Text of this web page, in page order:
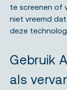
te screenen of
niet vreemd
deze
Gebruik
als